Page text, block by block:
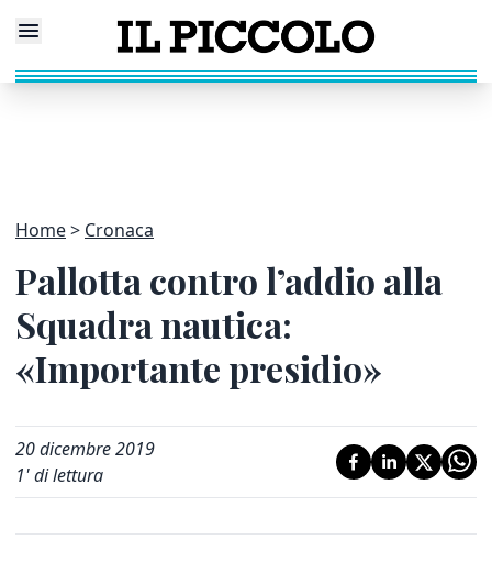
Home Cronaca
Pallotta contro l’addio alla
Squadra nautica:
«Importante presidio»
20 dicembre 2019
1' di lettura